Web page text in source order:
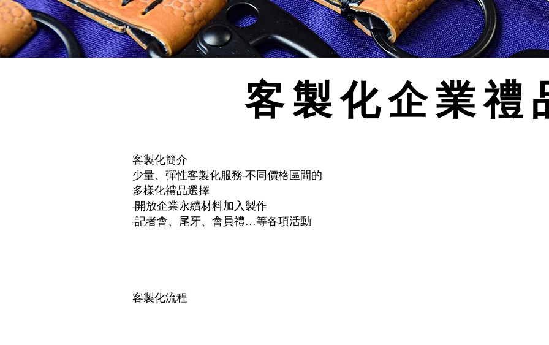
客製化企業禮
客製化簡介
少量、彈性客製化服務-不同價格區間的
多樣化禮品選擇
-開放企業永續材料加入製作
-記者會、尾牙、會員禮...等各項活動
客製化流程